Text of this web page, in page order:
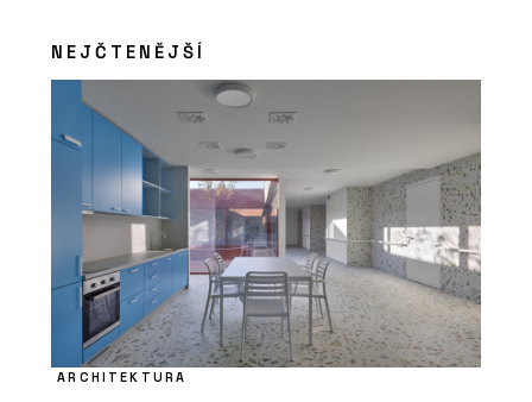
NEJČTENĚJŠÍ
ARCHITEKTURA